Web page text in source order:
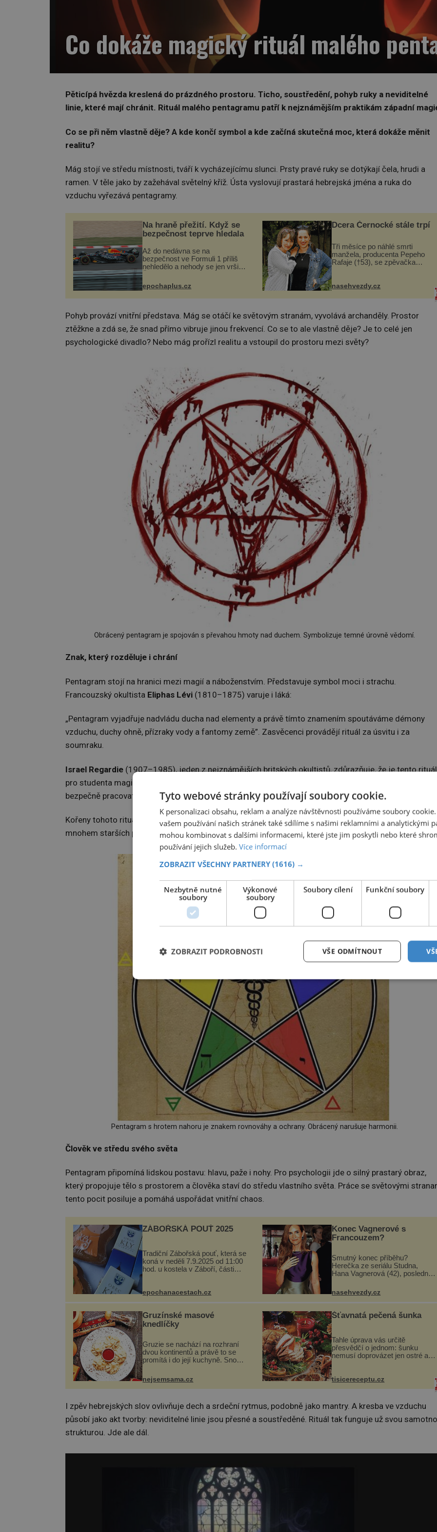
Co dokáže magický rituál malého
Pěticípá hvězda kreslená do prázdného prostoru. Ticho, soustředění, pohyb ruky a neviditelné
linie, které mají chránit. Rituál malého pentagramu patří k nejznámějším praktikám západní
Co se při něm vlastně děje? A kde končí symbol a kde začíná skutečná moc, která dokáže měnit
realitu?
Mág stojí ve středu místnosti, tváří k vycházejícímu slunci. Prsty pravé ruky se dotýkají čela, hrudi a
ramen. V těle jako by zažehával světelný kříž. Ústa vyslovují prastará hebrejská jména a ruka do
vzduchu vyřezává pentagramy.
Na hraně přežití. Když se
bezpečnost teprve hledala
Až do nedávna se na
bezpečnost ve Formuli 1 příliš
nehledělo a nehody se jen vršily.
kůži, často s trvalými následky
nebo bohužel i ztrátou života.
Dnes nepochopiteln...
epochaplus.cz
Dcera Černocké stále trpí
Tři měsíce po náhlé smrti
manžela, producenta Pepeho
Rafaje (†53), se zpěvačka
ozvala veřejnosti. Na sociální
nasehvezdy.cz
Pohyb provází vnitřní představa. Mág se otáčí ke světovým stranám, vyvolává archanděly. Prostor
ztěžkne a zdá se, že snad přímo vibruje jinou frekvencí. Co se to ale vlastně děje? Je to celé jen
psychologické divadlo? Nebo mág prořízl realitu a vstoupil do prostoru mezi světy?
Obrácený pentagram je spojován s převahou hmoty nad duchem. Symbolizuje temné úrovně vědomí.
Znak, který rozděluje i chrání
Pentagram stojí na hranici mezi magií a náboženstvím. Představuje symbol moci i strachu.
Francouzský okultista Eliphas Lévi (1810–1875) varuje i láká:
„Pentagram vyjadřuje nadvládu ducha nad elementy a právě tímto znamením spoutáváme démony
vzduchu, duchy ohně, přízraky vody a fantomy země”. Zasvěcenci provádějí rituál za úsvitu i za
soumraku.
Israel Regardie (1907–1985), jeden z nejznámějších britských okultistů, zdůrazňuje, že je tento rituál
pro studenta magie to samé, čím je pro lékaře hygiena. „Je to základní čistota, bez které nelze
bezpečně pracovat,“ dodává.
Kořeny tohoto rituálu sahají do 19. století, k řádu Zlatého úsvitu. Podle některých je ale složen z
mnohem starších prvků.
Pentagram s hrotem nahoru je znakem rovnováhy a ochrany. Obrácený narušuje harmonii.
Člověk ve středu svého světa
Pentagram připomíná lidskou postavu: hlavu, paže i nohy. Pro psychologii jde o silný prastarý obraz,
který propojuje tělo s prostorem a člověka staví do středu vlastního světa. Práce se světovými
tento pocit posiluje a pomáhá uspořádat vnitřní chaos.
ZÁBOŘSKÁ POUŤ 2025
Tradiční Zábořská pouť, která se
koná v neděli 7.9.2025 od 11:00
hod. u kostela v Záboří, části
prohlídku kostela, dobovou
hudbu, řemesla, atrakce...
epochanacestach.cz
Konec Vagnerové s
Francouzem?
Smutný konec příběhu?
Herečka ze seriálu Studna,
Hana Vagnerová (42), poslední
Ačkoli časy její anorexie jsou už
dávno pryč a opět se pyšnila
ženskými křivkami, najednou
s...
nasehvezdy.cz
Gruzínské masové
knedlíčky
Gruzie se nachází na rozhraní
dvou kontinentů a právě to se
promítá i do její kuchyně. Snoubí
a díky tomu vznikají rozmanité a
chuťově bohaté pokrmy, které
rozhodně st...
nejsemsama.cz
Šťavnatá pečená šunka
Tahle úprava vás určitě
přesvědčí o jednom: šunku
nemusí doprovázet jen ostré a
Ingredience sádlo 3 kg šunky
vcelku 3 stroužky česneku hl...
tisicereceptu.cz
I zpěv hebrejských slov ovlivňuje dech a srdeční rytmus, podobně jako mantry. A kresba ve vzduchu
působí jako akt tvorby: neviditelné linie jsou přesné a soustředěné. Rituál tak funguje už svou
strukturou. Jde ale dál.
Tyto webové stránky používají soubory cookie.
K personalizaci obsahu, reklam a analýze návštěvnosti používáme soubory
vašem používání našich stránek také sdílíme s našimi reklamními a analytickými
mohou kombinovat s dalšími informacemi, které jste jim poskytli nebo které
používání jejich služeb. Více informací
ZOBRAZIT VŠECHNY PARTNERY (1616) →
Nezbytně nutné
soubory
Výkonové
soubory
Soubory cílení Funkční soubory
VŠE ODMÍTNOUT
ZOBRAZIT PODROBNOSTI